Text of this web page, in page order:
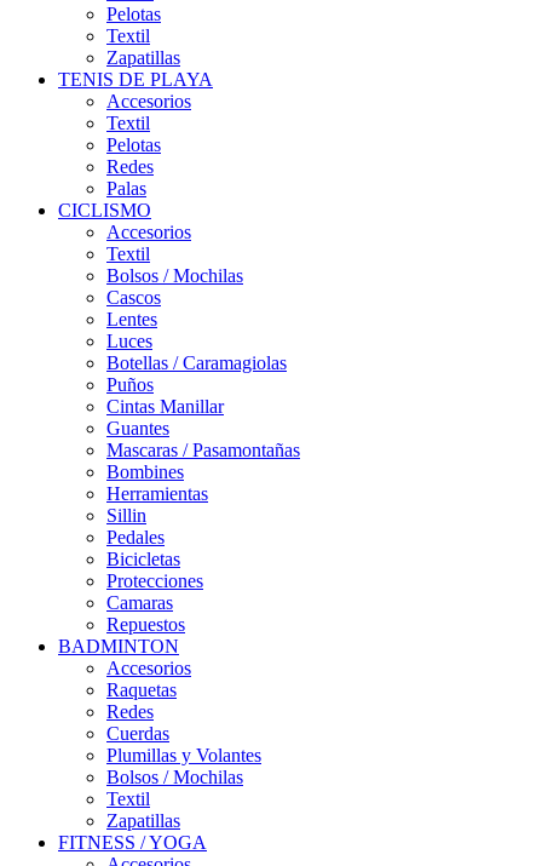
Pelotas
Textil
Zapatillas
TENIS DE PLAYA
Accesorios
Textil
Pelotas
Redes
Palas
CICLISMO
Accesorios
Textil
Bolsos / Mochilas
Cascos
Lentes
Luces
Botellas / Caramagiolas
Puños
Cintas Manillar
Guantes
Mascaras / Pasamontañas
Bombines
Herramientas
Sillin
Pedales
Bicicletas
Protecciones
Camaras
Repuestos
BADMINTON
Accesorios
Raquetas
Redes
Cuerdas
Plumillas y Volantes
Bolsos / Mochilas
Textil
Zapatillas
FITNESS / YOGA